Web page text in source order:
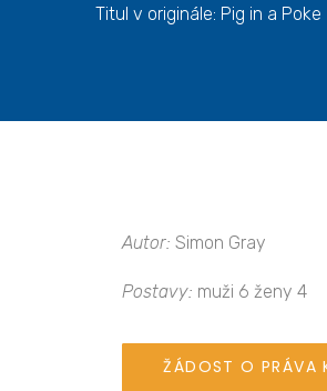
Titul v originále: Pig in a Poke
Autor: Simon Gray
Postavy: muži 6 ženy 4
ŽÁDOST O PRÁVA